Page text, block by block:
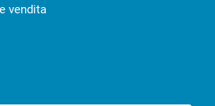
vendita